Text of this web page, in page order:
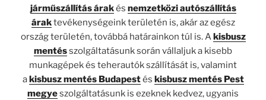
járműszállítás árakés nemzetközi autószállítás
áraktevékenységeink területén is, akár az egész
ország területén, továbbá határainkon túl is. Akisbusz
mentésszolgáltatásunk során vállaljuk a kisebb
munkagépek és teherautók szállítását is, valamint
akisbusz mentés Budapestés kisbusz mentés Pest
megyeszolgáltatásunk is ezeknek kedvez, ugyanis